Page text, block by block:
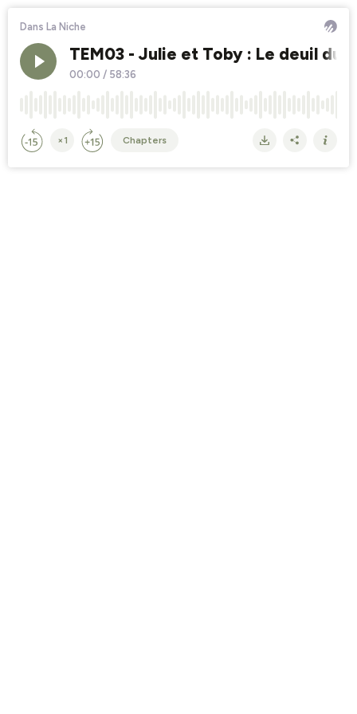
Dans La Niche
TEM03 - Julie et Toby : Le deuil du
00:00 / 58:36
×1 Chapters